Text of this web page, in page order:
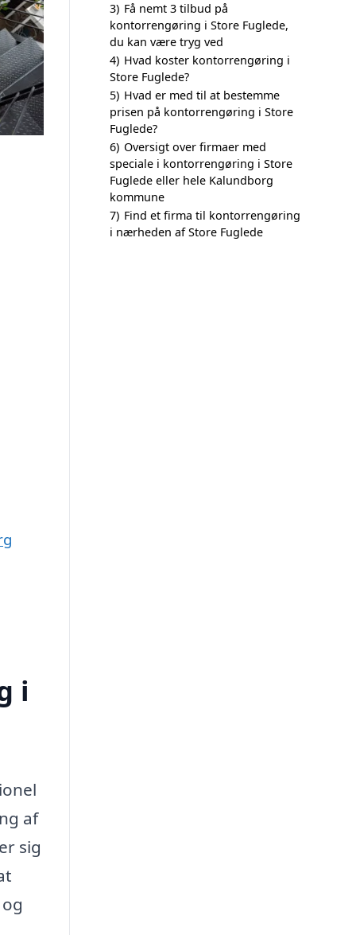
i
af
sig
3) Få nemt 3 tilbud på
kontorrengøring i Store Fuglede,
du kan være tryg ved
4) Hvad koster kontorrengøring i
Store Fuglede?
5) Hvad er med til at bestemme
prisen på kontorrengøring i Store
Fuglede?
6) Oversigt over firmaer med
speciale i kontorrengøring i Store
Fuglede eller hele Kalundborg
kommune
7) Find et firma til kontorrengøring
i nærheden af Store Fuglede